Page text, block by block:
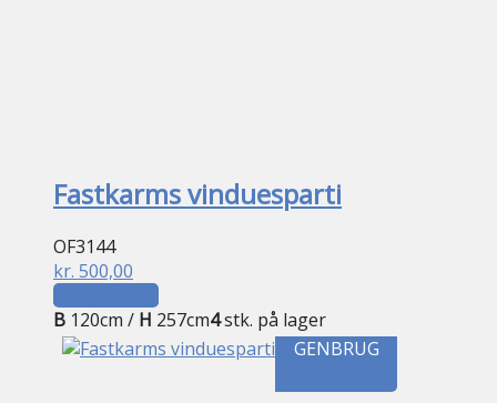
Fastkarms vinduesparti
OF3144
kr. 500,00
Tilføj til kurv
B 120cm / H 257cm4stk. på lager
GENBRUG